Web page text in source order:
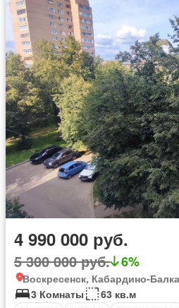
4 990 000 руб.
5 300 000 руб. 6%
Воскресенск, Кабардино-
3 Комнаты
63 кв.м